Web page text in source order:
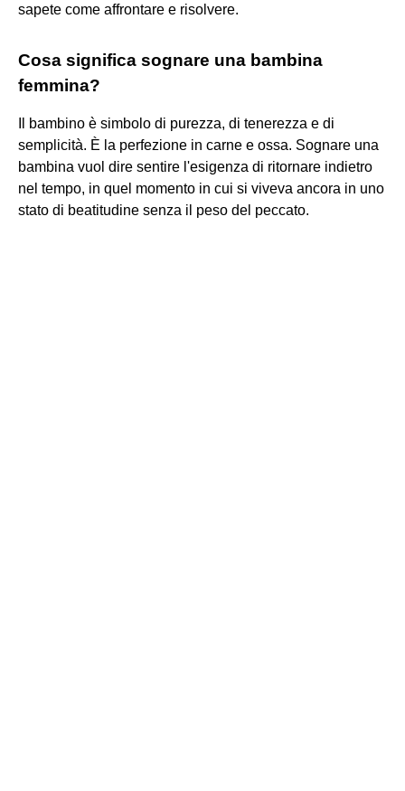
sapete come affrontare e risolvere.
Cosa significa sognare una bambina
femmina?
Il bambino è simbolo di purezza, di tenerezza e di
semplicità. È la perfezione in carne e ossa. Sognare una
bambina vuol dire sentire l'esigenza di ritornare indietro
nel tempo, in quel momento in cui si viveva ancora in uno
stato di beatitudine senza il peso del peccato.